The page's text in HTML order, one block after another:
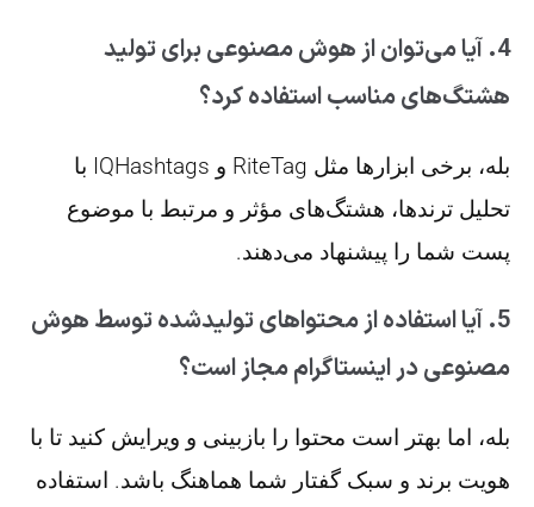
4. آیا می‌توان از هوش مصنوعی برای تولید
هشتگ‌های مناسب استفاده کرد؟
بله، برخی ابزارها مثل RiteTag و IQHashtags با
تحلیل ترندها، هشتگ‌های مؤثر و مرتبط با موضوع
پست شما را پیشنهاد می‌دهند.
5. آیا استفاده از محتواهای تولیدشده توسط هوش
مصنوعی در اینستاگرام مجاز است؟
بله، اما بهتر است محتوا را بازبینی و ویرایش کنید تا با
هویت برند و سبک گفتار شما هماهنگ باشد. استفاده